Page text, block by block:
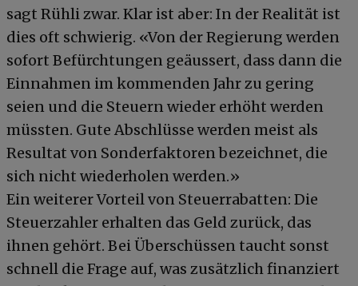
sagt Rühli zwar. Klar ist aber: In der Realität ist
dies oft schwierig. «Von der Regierung werden
sofort Befürchtungen geäussert, dass dann die
Einnahmen im kommenden Jahr zu gering
seien und die Steuern wieder erhöht werden
müssten. Gute Abschlüsse werden meist als
Resultat von Sonderfaktoren bezeichnet, die
sich nicht wiederholen werden.»
Ein weiterer Vorteil von Steuerrabatten: Die
Steuerzahler erhalten das Geld zurück, das
ihnen gehört. Bei Überschüssen taucht sonst
schnell die Frage auf, was zusätzlich finanziert